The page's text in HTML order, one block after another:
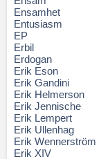
Ensamhet
Entusiasm
EP
Erbil
Erdogan
Erik Eson
Erik Gandini
Erik Helmerson
Erik Jennische
Erik Lempert
Erik Ullenhag
Erik Wennerström
Erik XIV